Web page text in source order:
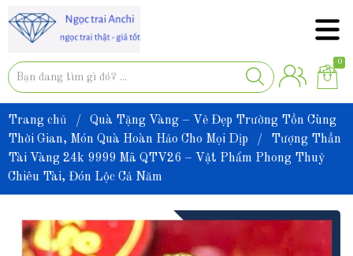
0
Trang chủ /
Quà Tặng Vàng – Vẻ Đẹp Trường Tồn Cùng
Thời Gian, Món Quà Hoàn Hảo Cho Mọi Dịp
/
Tượng Thần
Tài Vàng 24k 9999 Mã QTV26 – Vật Phẩm Phong Thuỷ
Chiêu Tài, Đón Lộc Cả Năm